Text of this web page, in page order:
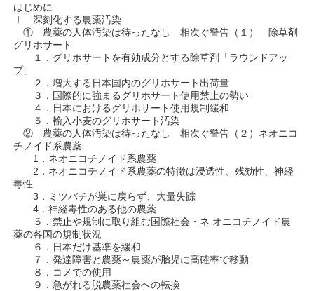
はじめに
Ⅰ 深刻化する農薬汚染
① 農薬の人体汚染は待ったなし 相次ぐ警告（１） 除草剤
グリホサート
１．グリホサートを有効成分とする除草剤「ラウンドアッ
プ」
２．増大する日本国内のグリホサート出荷量
３．国際的に強まるグリホサート使用禁止の勢い
４．日本におけるグリホサート使用規制緩和
５．輸入小麦のグリホサート汚染
② 農薬の人体汚染は待ったなし 相次ぐ警告（２）ネオニコ
チノイド系農薬
1．ネオニコチノイド系農薬
2．ネオニコチノイド系農薬の特徴は浸透性、残効性、神経
毒性
3．ミツバチが巣に戻らず、大量失踪
4．神経毒性のある他の農薬
５．禁止や規制に取り組む国際社会・ネ オニコチノイド農
薬の各国の規制状況
６．日本だけ基準を緩和
７．発達障害と農薬～農薬が胎児に高確率で移動
８．コメでの使用
９．急がれる脱農薬社会への転換